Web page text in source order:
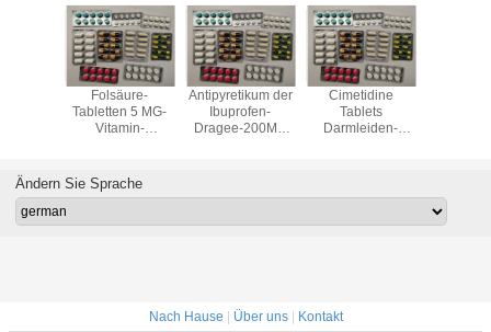
Folsäure-
Tabletten 5 MG-
Vitamin-
Antipyretikum der
Ibuprofen-
Dragee-200MG
Cimetidine
Tablets
Darmleiden-
Ändern Sie Sprache
Nach Hause Über uns| Kontakt